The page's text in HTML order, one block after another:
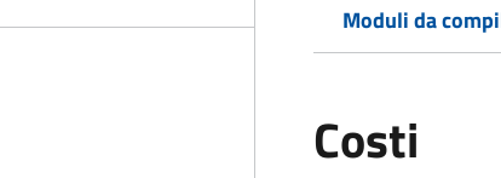
Moduli da
Costi